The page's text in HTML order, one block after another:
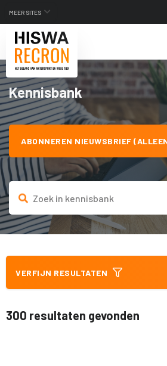
MEER SITES
Kennisbank
ABONNEREN NIEUWSBRIEF
VERFIJN RESULTATEN
300 resultaten gevonden